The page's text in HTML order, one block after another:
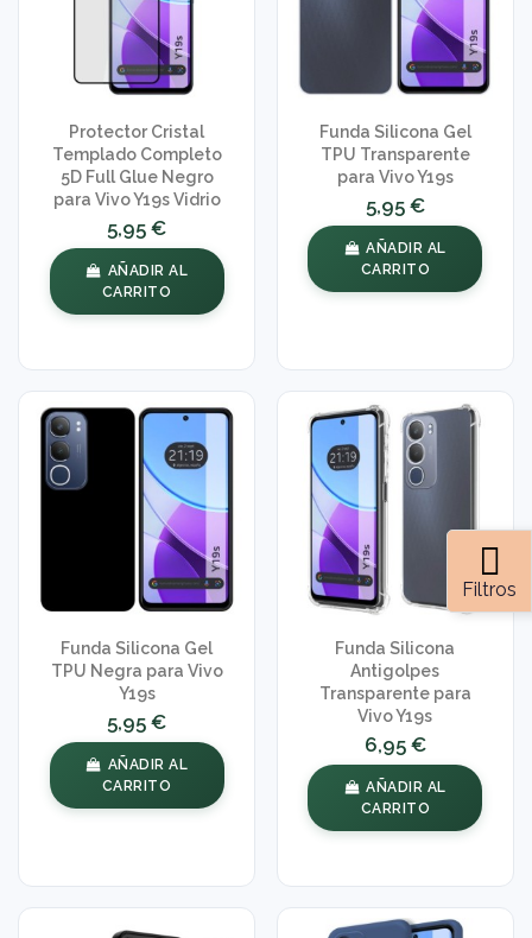
Filtros
Protector Cristal
Templado Completo
5D Full Glue Negro
para Vivo Y19s Vidrio
5,95 €
AÑADIR AL
CARRITO
Funda Silicona Gel
TPU Transparente
para Vivo Y19s
5,95 €
AÑADIR AL
CARRITO
Funda Silicona Gel
TPU Negra para Vivo
Y19s
5,95 €
AÑADIR AL
CARRITO
Funda Silicona
Antigolpes
Transparente para
Vivo Y19s
6,95 €
AÑADIR AL
CARRITO